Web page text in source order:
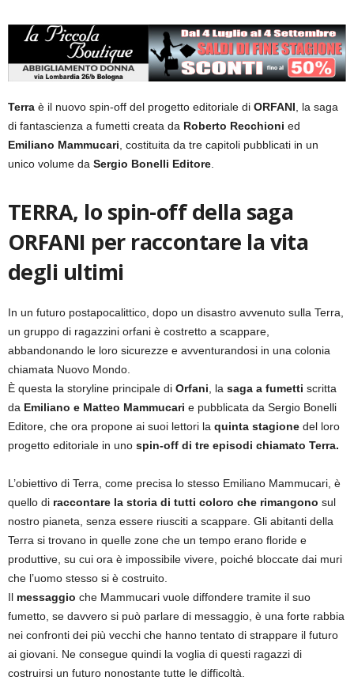
Terra è il nuovo spin-off del progetto editoriale di ORFANI, la saga
di fantascienza a fumetti creata da Roberto Recchioni ed
Emiliano Mammucari, costituita da tre capitoli pubblicati in un
unico volume da Sergio Bonelli Editore.
TERRA, lo spin-off della saga
ORFANI per raccontare la vita
degli ultimi
In un futuro postapocalittico, dopo un disastro avvenuto sulla Terra,
un gruppo di ragazzini orfani è costretto a scappare,
abbandonando le loro sicurezze e avventurandosi in una colonia
chiamata Nuovo Mondo.
È questa la storyline principale di Orfani, la saga a fumetti scritta
da Emiliano e Matteo Mammucari e pubblicata da Sergio Bonelli
Editore, che ora propone ai suoi lettori la quinta stagione del loro
progetto editoriale in uno spin-off di tre episodi chiamato Terra.
L’obiettivo di Terra, come precisa lo stesso Emiliano Mammucari, è
quello di raccontare la storia di tutti coloro che rimangono sul
nostro pianeta, senza essere riusciti a scappare. Gli abitanti della
Terra si trovano in quelle zone che un tempo erano floride e
produttive, su cui ora è impossibile vivere, poiché bloccate dai muri
che l’uomo stesso si è costruito.
Il messaggio che Mammucari vuole diffondere tramite il suo
fumetto, se davvero si può parlare di messaggio, è una forte rabbia
nei confronti dei più vecchi che hanno tentato di strappare il futuro
ai giovani. Ne consegue quindi la voglia di questi ragazzi di
costruirsi un futuro nonostante tutte le difficoltà.